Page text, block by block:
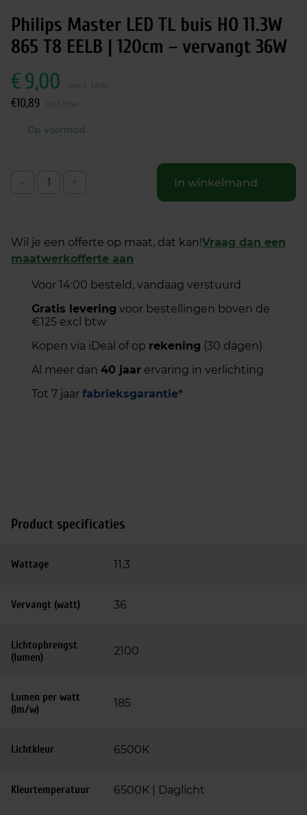
Philips Master LED TL buis HO 11.3W
865 T8 EELB | 120cm – vervangt 36W
€9,00
€10,89
Op voorraad
In winkelmand
Wil je een offerte op maat, dat kan!Vraag dan een
maatwerkofferte aan
Voor 14:00 besteld, vandaag verstuurd
Gratis levering voor bestellingen boven de
€125 excl btw
Kopen via iDeal of op rekening (30 dagen)
Al meer dan 40 jaar ervaring in verlichting
Tot 7 jaar fabrieksgarantie*
Product specificaties
Wattage 11.3
Vervangt (watt) 36
Lichtopbrengst
(lumen)
2100
Lumen per watt
(lm/w)
185
Lichtkleur 6500K
Kleurtemperatuur 6500K | Daglicht